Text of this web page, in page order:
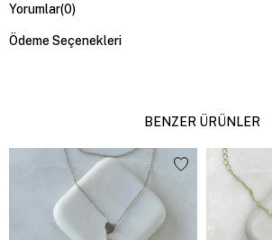
Yorumlar(0)
Ödeme Seçenekleri
BENZER ÜRÜNLER